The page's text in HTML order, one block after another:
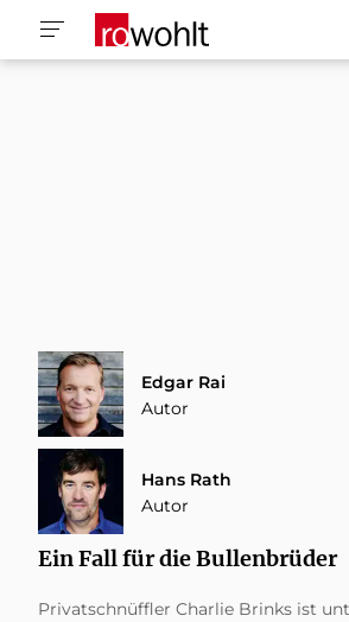
Edgar Rai
Autor
Hans Rath
Autor
Ein Fall für die Bullenbrüder
Privatschnüffler Charlie Brinks ist